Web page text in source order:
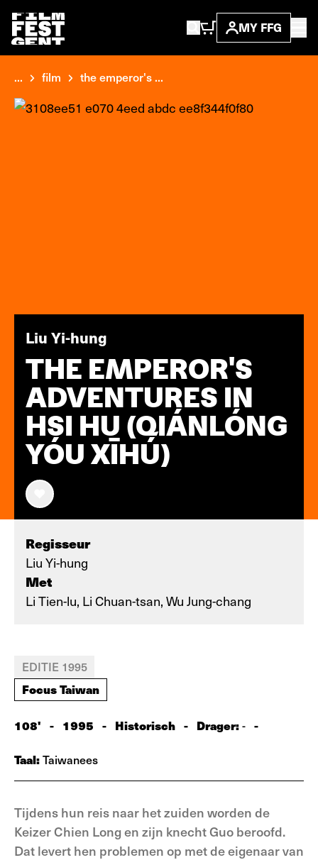
MY FFG
... film the emperor's ...
Liu Yi-hung
THE EMPEROR'S
ADVENTURES IN
HSI HU (QIÁNLÓNG
YÓU XĪHÚ)
Regisseur
Liu Yi-hung
Met
Li Tien-lu, Li Chuan-tsan, Wu Jung-chang
EDITIE 1995
Focus Taiwan
108' - 1995 - Historisch - Drager:- -
Taal:Taiwanees
Tijdens hun reis naar het zuiden worden de
Keizer Chien Long en zijn knecht Guo beroofd.
Dat levert hen problemen op met de eigenaar van